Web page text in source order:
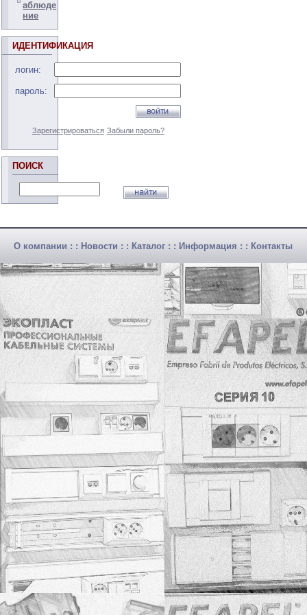
аблюде
ние
ИДЕНТИФИКАЦИЯ
логин:
пароль:
Зарегистрироваться Забыли пароль?
ПОИСК
О компании : : Новости : : Каталог : : Информация : : Контакты